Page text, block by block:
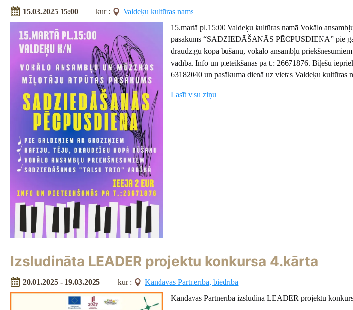
15.03.2025 15:00 kur :
Valdeķu kultūras nams
15.martā pl.15:00 Valdeķu kultūras namā Vokālo
pasākums “SADZIEDĀŠANĀS PĒCPUSDIENA” pie
draudzīgu kopā būšanu, vokālo ansambļu
vadībā. Info un pieteikšanās pa t.: 26671876. Biļešu
63182040 un pasākuma dienā uz vietas Valdeķu kultūras
Lasīt visu ziņu
Izsludināta LEADER projektu konkursa 4.kārta
20.01.2025 - 19.03.2025 kur :
Kandavas Partnerība, biedrība
Kandavas Partnerība izsludina LEADER projektu